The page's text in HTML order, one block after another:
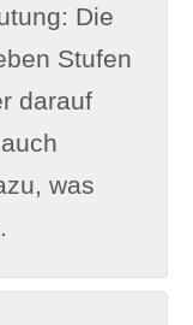
Die
Stufen
darauf
was